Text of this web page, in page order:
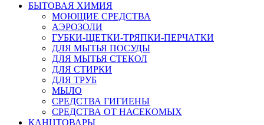
БЫТОВАЯ ХИМИЯ
МОЮЩИЕ СРЕДСТВА
АЭРОЗОЛИ
ГУБКИ-ЩЕТКИ-ТРЯПКИ-ПЕРЧАТКИ
ДЛЯ МЫТЬЯ ПОСУДЫ
ДЛЯ МЫТЬЯ СТЕКОЛ
ДЛЯ СТИРКИ
ДЛЯ ТРУБ
МЫЛО
СРЕДСТВА ГИГИЕНЫ
СРЕДСТВА ОТ НАСЕКОМЫХ
КАНЦТОВАРЫ